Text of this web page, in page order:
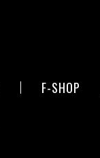
F-SHOP